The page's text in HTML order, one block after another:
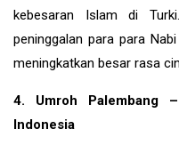
kebesaran Islam diTurki
peninggalan para para
meningkatkan besar rasa
4. Umroh Palembang
Indonesia